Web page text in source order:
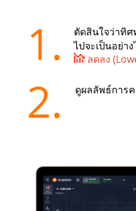
1.
ตัดสินใจว่าทิศ
ไปจะเป็นอย่าง
ลดลง
2. ดูผลลัพธ์การ